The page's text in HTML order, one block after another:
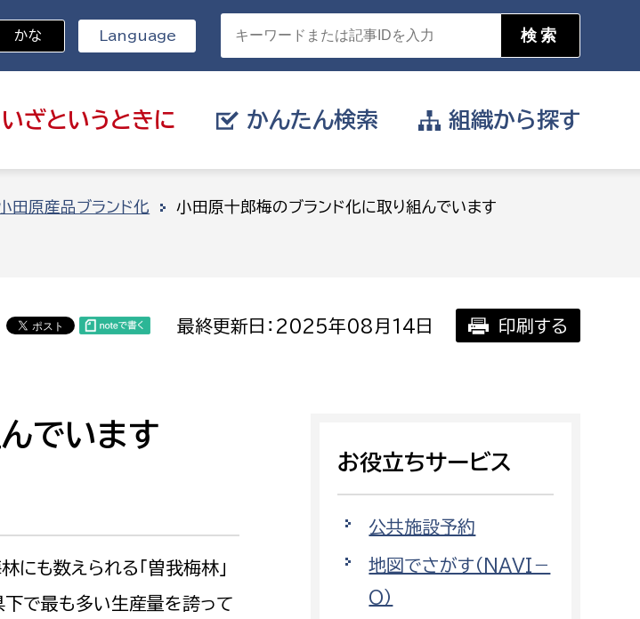
いざと いうときに かんたん検索
目的を選択
届け出や申請をしたい
支払いをしたい
働きたい
組織から探す
職員課
市税総務課
市民税課
文化政策課
生涯学習課
環境部
環境政策課
ゼロカーボン推進課
かな Language
田原産品ブランド化 小田原十郎梅のブランド化に取り組んでいます
最終更新日：2025年08月14日 印刷する
でいます
にも数えられる「曽我梅林」
で最も多い生産量を誇って
お役立ちサービス
公共施設予約
地図でさがす（NAVI－
O）